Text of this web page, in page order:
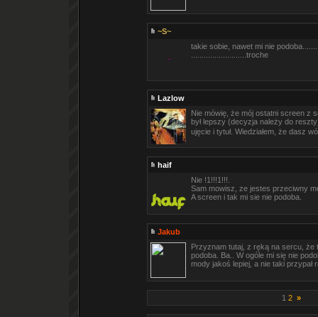
~S~
takie sobie, nawet mi nie podoba.......
..........................troche
Lazlow
Nie mówię, że mój ostatni screen z
był lepszy (decyzja należy do
ujęcie i tytuł. Wiedziałem, że dasz
haif
Nie !1!!!1!!!.
Sam mowisz, ze jestes przeciwny
A screen i tak mi sie nie podoba.
Jakub
Przyznam tutaj, z ręką na sercu, że
podoba. Ba.. W ogóle mi się nie
mody jakoś lepiej, a nie taki przypał
1 2 »